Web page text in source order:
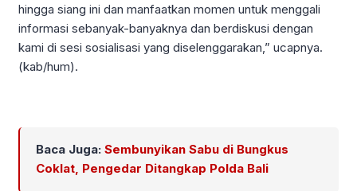
hingga siang ini dan manfaatkan momen untuk menggali
informasi sebanyak-banyaknya dan berdiskusi dengan
kami di sesi sosialisasi yang diselenggarakan,” ucapnya.
(kab/hum).
Baca Juga: Sembunyikan Sabu di Bungkus
Coklat, Pengedar Ditangkap Polda Bali